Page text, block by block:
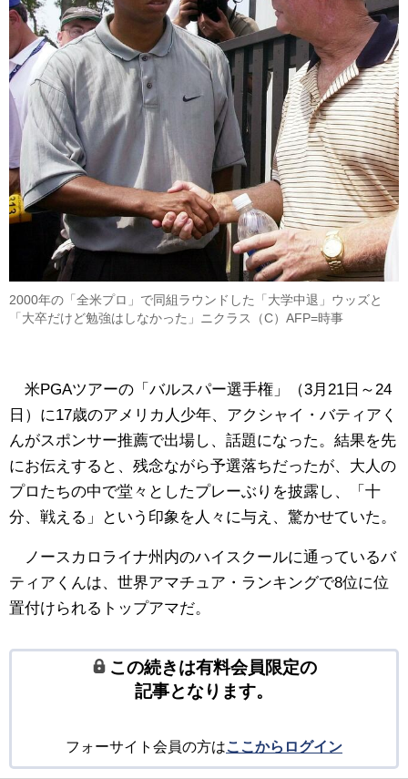
2000年の「全米プロ」で同組ラウンドした「大学中退」ウッズと
「大卒だけど勉強はしなかった」ニクラス（C）AFP=時事
米PGAツアーの「バルスパー選手権」（3月21日～24
日）に17歳のアメリカ人少年、アクシャイ・バティアく
んがスポンサー推薦で出場し、話題になった。結果を先
にお伝えすると、残念ながら予選落ちだったが、大人の
プロたちの中で堂々としたプレーぶりを披露し、「十
分、戦える」という印象を人々に与え、驚かせていた。
ノースカロライナ州内のハイスクールに通っているバ
ティアくんは、世界アマチュア・ランキングで8位に位
置付けられるトップアマだ。
この続きは有料会員限定の
記事となります。
フォーサイト会員の方はここからログイン